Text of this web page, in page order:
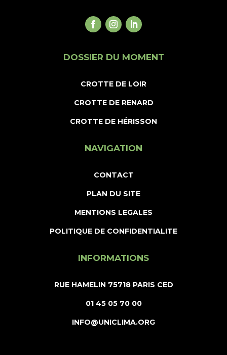
DOSSIER DU MOMENT
CROTTE DE LOIR
CROTTE DE RENARD
CROTTE DE HÉRISSON
NAVIGATION
CONTACT
PLAN DU SITE
MENTIONS LEGALES
POLITIQUE DE CONFIDENTIALITE
INFORMATIONS
RUE HAMELIN 75718 PARIS CED
01 45 05 70 00
INFO@UNICLIMA.ORG